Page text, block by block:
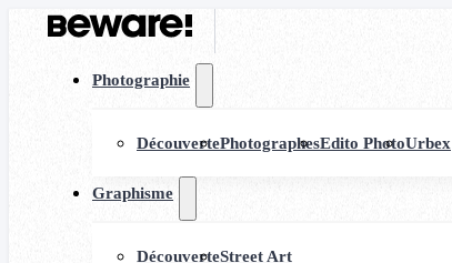
Photographie
DécouvertePhotographesEdito PhotoUrbex
Graphisme
DécouverteStreet Art